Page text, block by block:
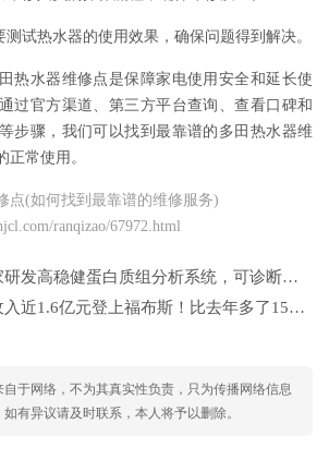
试热水器的使用效果，确保问题得到解决。
热水器维修点是保障家电使用安全和延长使
过官方渠道、第三方平台查询、查看口碑和
步骤，我们可以找到最靠谱的多田热水器维
正常使用。
点(如何找到最靠谱的维修服务)
ranqizao/67972.html
高稳健蛋白质组分析系统，可诊断早期胃癌标志物
近1.6亿元登上福布斯！比去年多了1500万元
于网络，不为其真实性负责，只为传播网络信息
有异议请及时联系，本人将予以删除。